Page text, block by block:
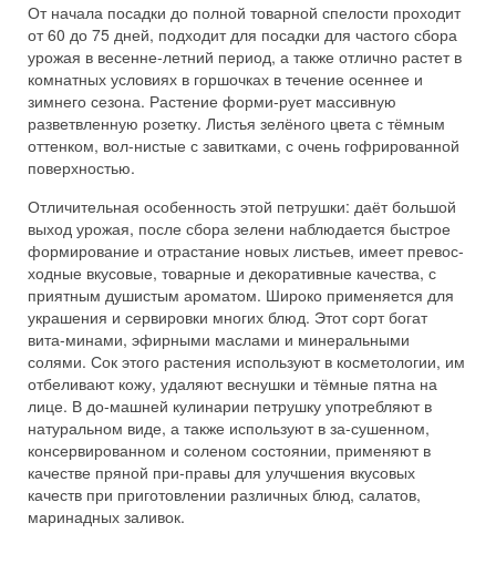
От начала посадки до полной товарной спелости проходит
от 60 до 75 дней, подходит для посадки для частого сбора
урожая в весенне-летний период, а также отлично растет в
комнатных условиях в горшочках в течение осеннее и
зимнего сезона. Растение форми-рует массивную
разветвленную розетку. Листья зелёного цвета с тёмным
оттенком, вол-нистые с завитками, с очень гофрированной
поверхностью.
Отличительная особенность этой петрушки: даёт большой
выход урожая, после сбора зелени наблюдается быстрое
формирование и отрастание новых листьев, имеет превос-
ходные вкусовые, товарные и декоративные качества, с
приятным душистым ароматом. Широко применяется для
украшения и сервировки многих блюд. Этот сорт богат
вита-минами, эфирными маслами и минеральными
солями. Сок этого растения используют в косметологии, им
отбеливают кожу, удаляют веснушки и тёмные пятна на
лице. В до-машней кулинарии петрушку употребляют в
натуральном виде, а также используют в за-сушенном,
консервированном и соленом состоянии, применяют в
качестве пряной при-правы для улучшения вкусовых
качеств при приготовлении различных блюд, салатов,
маринадных заливок.